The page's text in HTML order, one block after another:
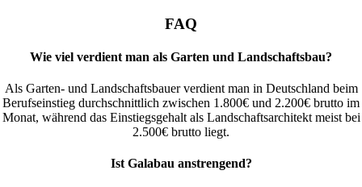
FAQ
Wie viel verdient man als Garten und Landschaftsbau?
Als Garten- und Landschaftsbauer verdient man in Deutschland beim
Berufseinstieg durchschnittlich zwischen 1.800€ und 2.200€ brutto im
Monat, während das Einstiegsgehalt als Landschaftsarchitekt meist bei
2.500€ brutto liegt.
Ist Galabau anstrengend?